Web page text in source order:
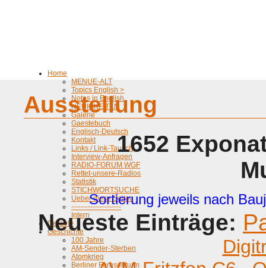
Home
MENUE-ALT
Topics English >
Notes in English
NEUIGKEITEN
Galerie
Gaestebuch
Englisch-Deutsch
Kontakt
Links / Link-Tausch
Interview-Anfragen
RADIO-FORUM WGF
Rettet-unsere-Radios
Statistik
STICHWORTSUCHE
Ueber diese Seiten
---------------------
Intern
Geraete
Geschichte
100 Jahre
AM-Sender-Sterben
Atomkrieg
Berliner Fernsehturm
Ausstellung
1652
Sortierung jeweils nach
Neueste Einträge: